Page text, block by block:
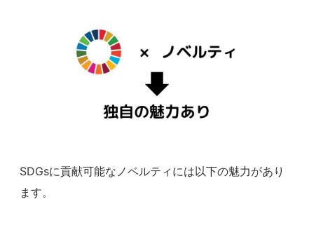
SDGsに貢献可能なノベルティには以下の魅力があり
ます。